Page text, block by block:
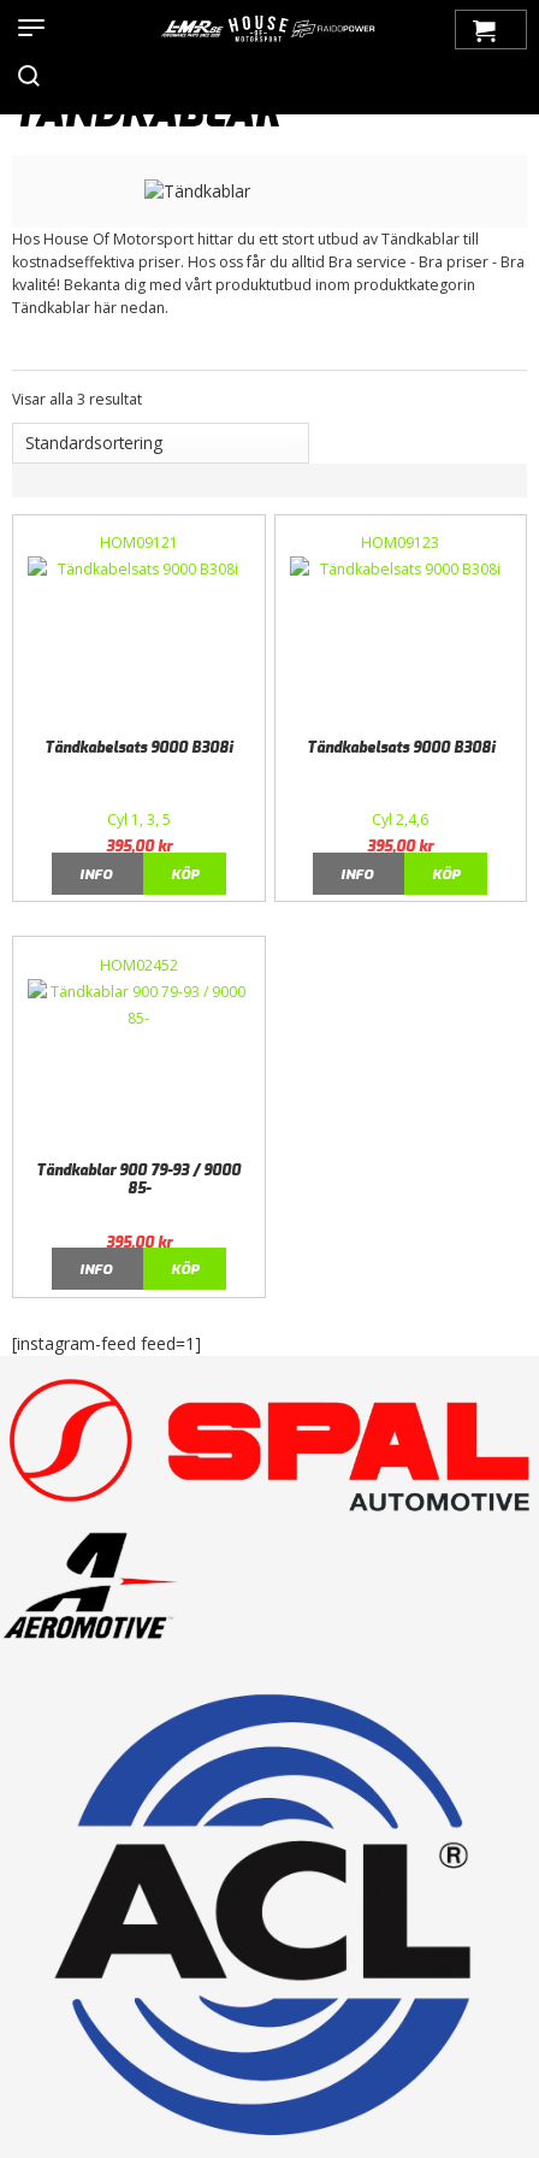
Tändsystem>
Tändkablar
TÄNDKABLAR
Hos House Of Motorsport hittar du ett stort utbud av Tändkablar till
kostnadseffektiva priser. Hos oss får du alltid Bra service - Bra priser - Bra
kvalité! Bekanta dig med vårt produktutbud inom produktkategorin
Tändkablar här nedan.
Visar alla 3 resultat
HOM09121
Tändkabelsats 9000 B308i
Cyl 1, 3, 5
395,00kr
INFO
KÖP
HOM09123
Tändkabelsats 9000 B308i
Cyl 2,4,6
395,00kr
INFO
KÖP
HOM02452
Tändkablar 900 79-93 / 9000
85-
395,00kr
INFO
KÖP
[instagram-feed feed=1]